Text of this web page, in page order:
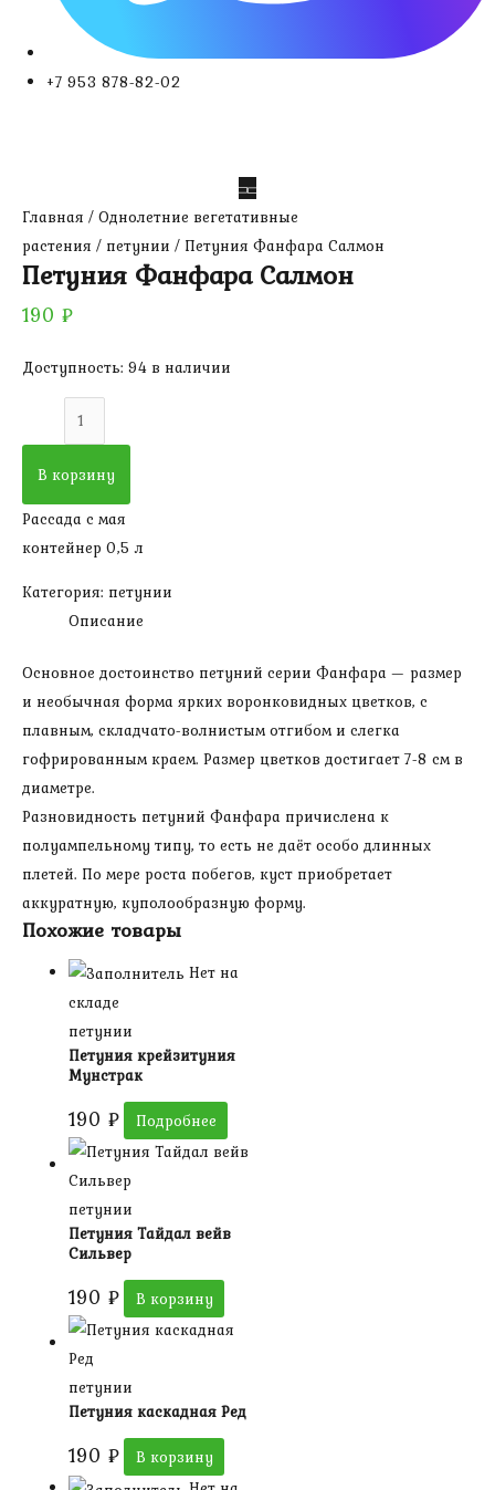
+7 953 878-82-02
Главная / Однолетние вегетативные
растения / петунии / Петуния Фанфара Салмон
Петуния Фанфара Салмон
190 ₽
Доступность: 94 в наличии
Количество
товара
Петуния
Салмон
В корзину
Рассада с мая
контейнер 0,5 л
Категория: петунии
Описание
Основное достоинство петуний серии Фанфара — размер
и необычная форма ярких воронковидных цветков, с
плавным, складчато-волнистым отгибом и слегка
гофрированным краем. Размер цветков достигает 7-8 см в
диаметре.
Разновидность петуний Фанфара причислена к
полуампельному типу, то есть не даёт особо длинных
плетей. По мере роста побегов, куст приобретает
аккуратную, куполообразную форму.
Похожие товары
Нет на
складе
петунии
Петуния крейзитуния
Мунстрак
190 ₽ Подробнее
петунии
Петуния Тайдал вейв
Сильвер
190 ₽ В корзину
петунии
Петуния каскадная Ред
190 ₽
В корзину